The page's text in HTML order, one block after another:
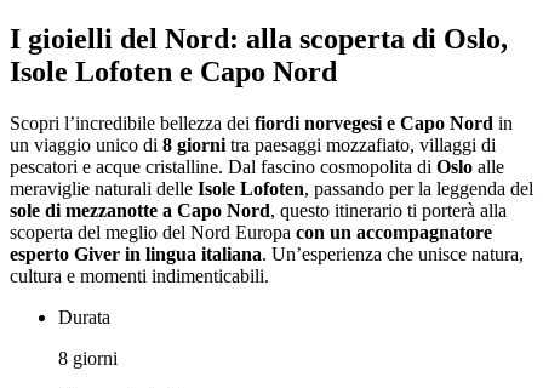
I gioielli del Nord: alla scoperta di Oslo,
Isole Lofoten e Capo Nord
Scopri l’incredibile bellezza dei fiordi norvegesi e Capo Nord in
un viaggio unico di 8 giorni tra paesaggi mozzafiato, villaggi di
pescatori e acque cristalline. Dal fascino cosmopolita di Oslo alle
meraviglie naturali delle Isole Lofoten, passando per la leggenda del
sole di mezzanotte a Capo Nord, questo itinerario ti porterà alla
scoperta del meglio del Nord Europa con un accompagnatore
esperto Giver in lingua italiana. Un’esperienza che unisce natura,
cultura e momenti indimenticabili.
Durata
8 giorni